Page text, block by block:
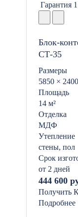
Гарантия
Блок-
СТ-35
Размеры
5850 ×
Площадь
14 м²
Отделка
МДФ
Утепление
стены, пол
Срок
от 2 дней
444 600
Получить
Подробнее